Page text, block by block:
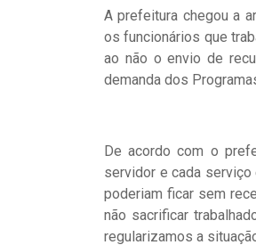
A prefeitura chegou a
os funcionários que
ao não o envio de
demanda dos
De acordo com o
servidor e cada
poderiam ficar sem
não sacrificar
regularizamos a